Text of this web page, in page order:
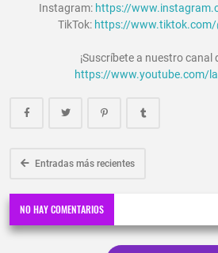
Instagram: https://
TikTok: https://www.tiktok.com/
¡Suscríbete a nuestro canal
https://www.youtube.com/
Entradas más recientes
NO HAY COMENTARIOS